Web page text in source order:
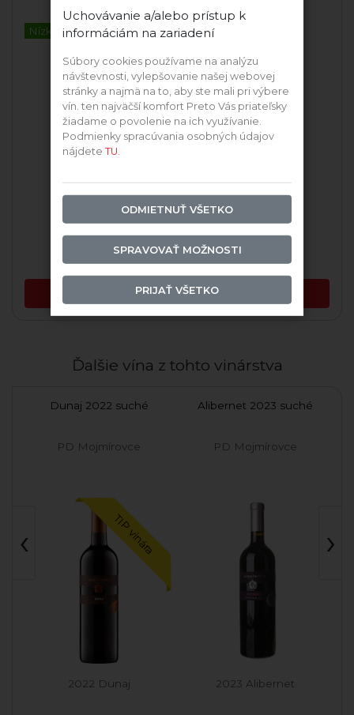
Nízkohistamín
2023 Milia
Skladom
12,94 €
PRIDAŤ DO KOŠÍKA
2024 Milia
Skladom
15,99 €
PRIDAŤ DO KOŠÍKA
Ďalšie vína z tohto vinárstva
Dunaj 2022 suché
PD Mojmírovce
TIP vinára
2022 Dunaj
Alibernet 2023 suché
PD Mojmírovce
2023 Alibernet
‹ ›
Uchovávanie a/alebo prístup k
informáciám na zariadení
Súbory cookies používame na analýzu
návštevnosti, vylepšovanie našej webovej
stránky a najmä na to, aby ste mali pri výbere
vín. ten najväčší komfort Preto Vás priateľsky
žiadame o povolenie na ich využívanie.
Podmienky spracúvania osobných údajov
nájdeteTU.
ODMIETNUŤ VŠETKO
SPRAVOVAŤ MOŽNOSTI
PRIJAŤ VŠETKO